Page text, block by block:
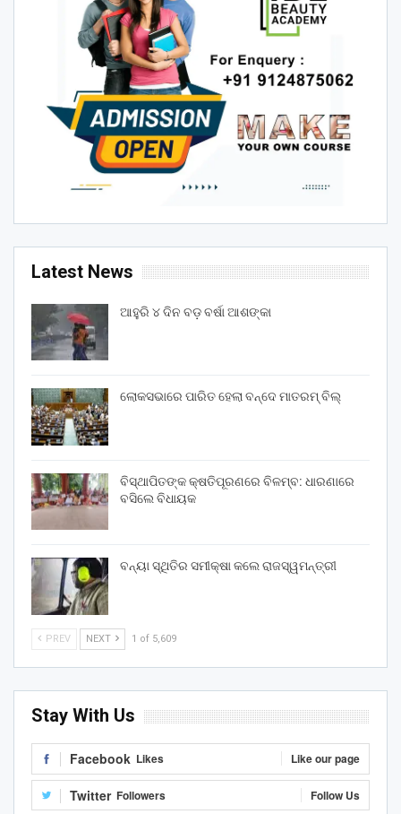
Latest News
ଆହୁରି ୪ ଦିନ ବଡ଼ ବର୍ଷା ଆଶଙ୍କା
ଲୋକସଭାରେ ପାରିତ ହେଲା ବନ୍ଦେ ମାତରମ୍‌ ବିଲ୍‌
ବିସ୍ଥାପିତଙ୍କ କ୍ଷତିପୂରଣରେ ବିଳମ୍ବ: ଧାରଣାରେ
ବସିଲେ ବିଧାୟକ
ବନ୍ୟା ସ୍ଥିତିର ସମୀକ୍ଷା କଲେ ରାଜସ୍ୱମନ୍ତ୍ରୀ
PREV NEXT 1 of 5,609
Stay With Us
Facebook Likes Like our page
Twitter Followers Follow Us